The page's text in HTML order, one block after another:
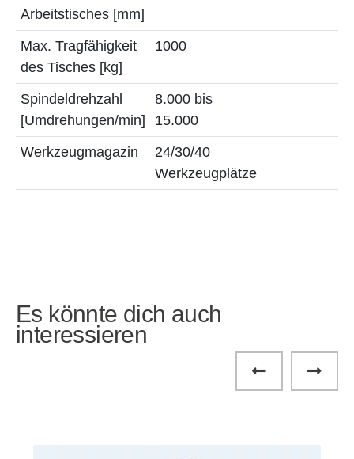
Arbeitstisches [mm]
Max. Tragfähigkeit
des Tisches [kg]
1000
Spindeldrehzahl
[Umdrehungen/min]
8.000 bis
15.000
Werkzeugmagazin
24/30/40
Werkzeugplätze
Es könnte dich auch
interessieren